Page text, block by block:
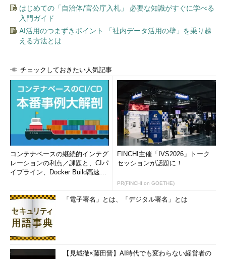
はじめての「自治体/官公庁入札」 必要な知識がすぐに学べる
入門ガイド
AI活用のつまずきポイント 「社内データ活用の壁」を乗り越
える方法とは
チェックしておきたい人気記事
コンテナベースの継続的インテグ
レーションの利点／課題と、CIパ
イプライン、Docker Build高速化
FINCHI主催「IVS2026」トーク
セッションが話題に！
PR(FINCHI on GOETHE)
「電子署名」とは、「デジタル署名」とは
【見城徹×藤田晋】AI時代でも変わらない経営者の